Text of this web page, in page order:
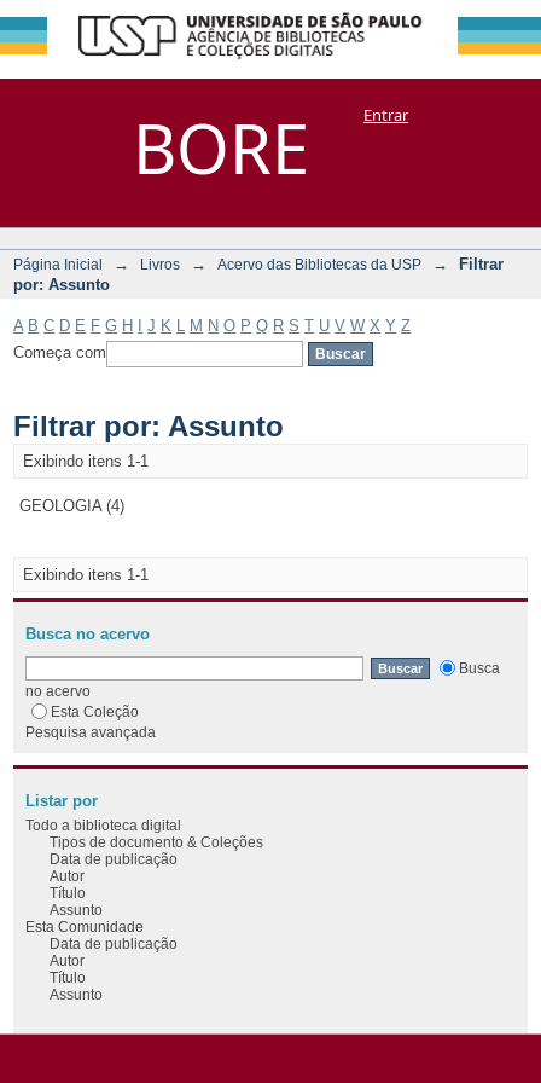
BORE
Filtrar por:
Assunto
DSpace/Manakin + CoriscoEntrar
Página Inicial → Livros → Acervo das Bibliotecas da USP →
Filtrar
por: Assunto
A B C D E F G H J K M N O P Q R S T U V W X Y Z
Começa com
Filtrar por: Assunto
Exibindo itens 1-1
GEOLOGIA (4)
Exibindo itens 1-1
Busca no acervo
Busca
no acervo
Esta Coleção
Pesquisa avançada
Listar por
Todo a biblioteca digital
Tipos de documento & Coleções
Data de publicação
Autor
Título
Assunto
Esta Comunidade
Data de publicação
Autor
Título
Assunto